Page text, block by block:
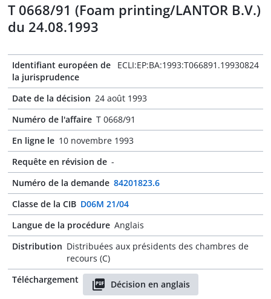
T 0668/91 (Foam printing/LANTOR B.V.)
du 24.08.1993
Identifiant européen de
la jurisprudence
ECLI:EP:BA:1993:T066891.19930824
Date de la décision 24 août 1993
Numéro de l'affaire T 0668/91
En ligne le 10 novembre 1993
Requête en révision de -
Numéro de la demande 84201823.6
Classe de la CIB D06M 21/04
Langue de la procédure Anglais
Distribution Distribuées aux présidents des chambres de
recours (C)
Téléchargement
Décision en anglais